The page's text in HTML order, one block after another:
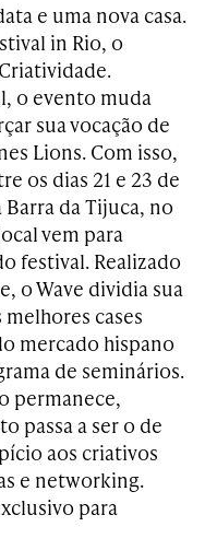
e uma nova casa.
in Rio, o
o evento muda
sua vocação de
Lions. Com isso,
os dias 21 e 23 de
da Tijuca, no
vem para
festival. Realizado
o Wave dividia sua
cases
mercado hispano
de seminários.
permanece,
passa a ser o de
aos criativos
e networking.
para